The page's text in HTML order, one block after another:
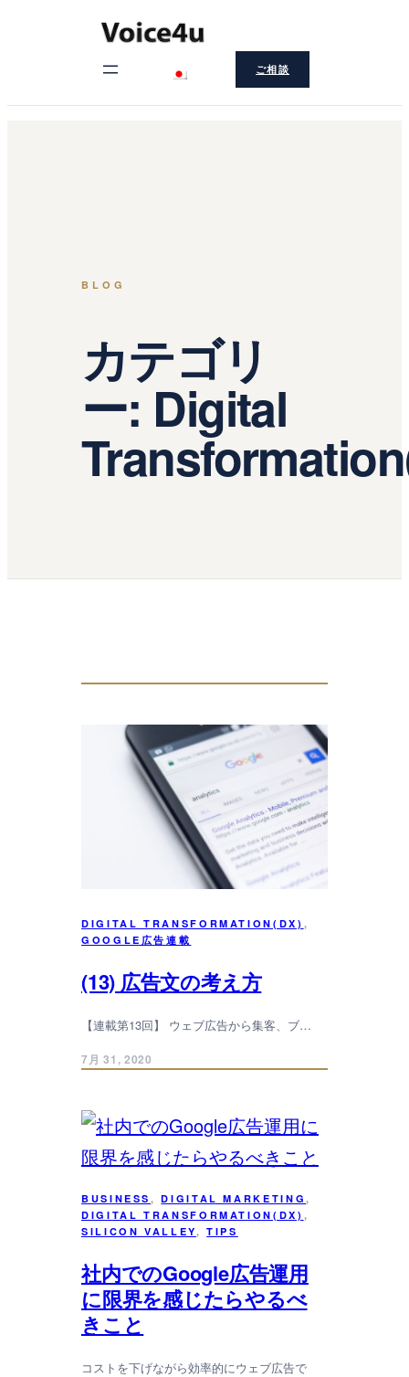
ス
ご相談
BLOG
カテゴリ
ー: Digital
DIGITAL TRANSFORMATION(DX)
GOOGLE広告連載
(13) 広告文の考え方
【連載第13回】 ウェブ広告から集客、ブ…
7月 31, 2020
BUSINESS, DIGITAL MARKETING
DIGITAL TRANSFORMATION(DX)
SILICON VALLEY, TIPS
社内でのGoogle広告運用
に限界を感じたらやるべ
きこと
コストを下げながら効率的にウェブ広告で